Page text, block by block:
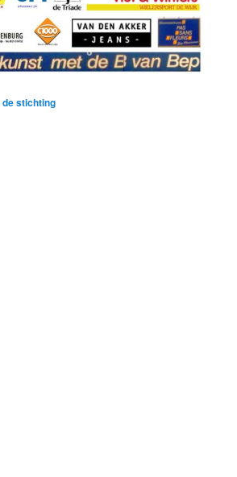
stichting